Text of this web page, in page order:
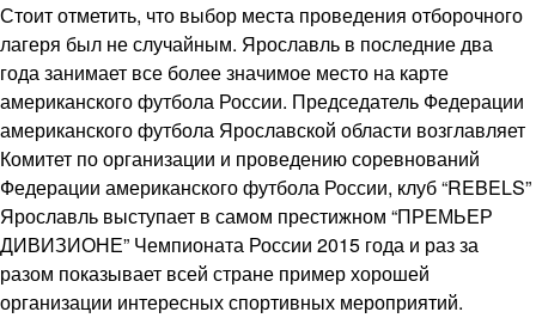
Стоит отметить, что выбор места проведения отборочного
лагеря был не случайным. Ярославль в последние два
года занимает все более значимое место на карте
американского футбола России. Председатель Федерации
американского футбола Ярославской области возглавляет
Комитет по организации и проведению соревнований
Федерации американского футбола России, клуб “REBELS”
Ярославль выступает в самом престижном “ПРЕМЬЕР
ДИВИЗИОНЕ” Чемпионата России 2015 года и раз за
разом показывает всей стране пример хорошей
организации интересных спортивных мероприятий.